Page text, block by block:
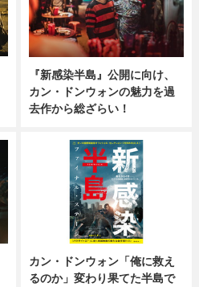
『新感染半島』公開に向け、
カン・ドンウォンの魅力を過
去作から総ざらい！
カン・ドンウォン「俺に救え
るのか」変わり果てた半島で